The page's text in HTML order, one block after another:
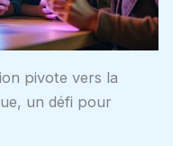
pivote vers la
un défi pour